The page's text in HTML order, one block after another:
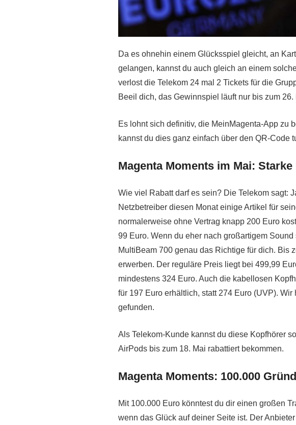
Da es ohnehin einem Glücksspiel gleicht, an
gelangen, kannst du auch gleich an einem
verlost die Telekom 24 mal 2 Tickets für die
Beeil dich, das Gewinnspiel läuft nur bis zum 26.
Es lohnt sich definitiv, die MeinMagenta-App zu
kannst du dies ganz einfach über den QR-Code
Magenta Moments im Mai: Starke
Wie viel Rabatt darf es sein? Die Telekom sagt:
Netzbetreiber diesen Monat einige Artikel für
normalerweise ohne Vertrag knapp 200 Euro
99 Euro. Wenn du eher nach großartigem
MultiBeam 700 genau das Richtige für dich. Bis
erwerben. Der reguläre Preis liegt bei 499,99
mindestens 324 Euro. Auch die kabellosen
für 197 Euro erhältlich, statt 274 Euro (UVP).
gefunden.
Als Telekom-Kunde kannst du diese Kopfhörer
AirPods bis zum 18. Mai rabattiert bekommen.
Magenta Moments: 100.000
Mit 100.000 Euro könntest du dir einen großen
wenn das Glück auf deiner Seite ist. Der